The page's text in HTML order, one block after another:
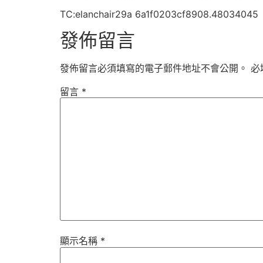
TC:elanchair29a 6a1f0203cf8908.48034045
發佈留言
發佈留言必須填寫的電子郵件地址不會公開。 必
留言 *
顯示名稱 *